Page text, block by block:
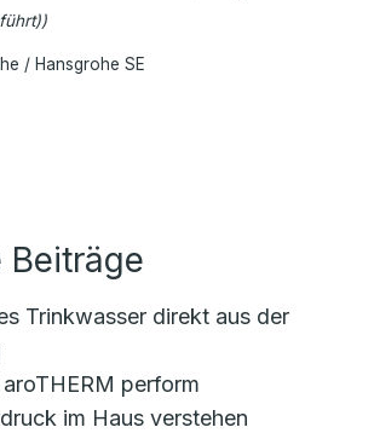
/ Hansgrohe SE
Beiträge
Trinkwasser direkt aus der
perform
im Haus verstehen